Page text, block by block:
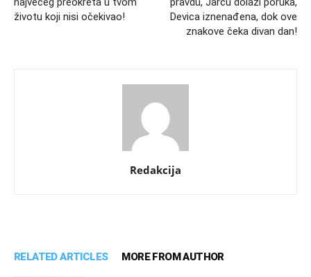
životu koji nisi očekivao!
Devica iznenađena, dok ove
znakove čeka divan dan!
Redakcija
RELATED ARTICLES MORE FROM AUTHOR